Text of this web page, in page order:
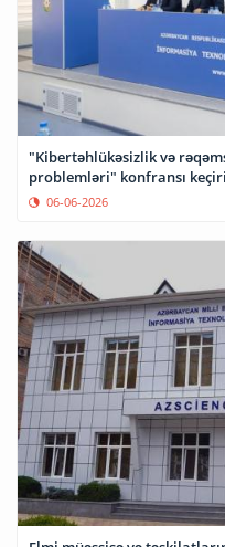
"Kibertəhlükəsizlik və
problemləri" konfransı
06-06-2026